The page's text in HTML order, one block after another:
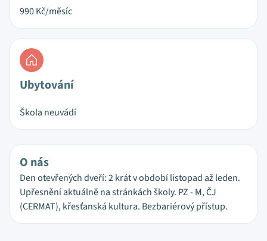
990Kč/měsíc
Ubytování
Škola neuvádí
O nás
Den otevřených dveří: 2 krát v období listopad až leden.
Upřesnění aktuálně na stránkách školy. PZ - M, ČJ
(CERMAT), křesťanská kultura. Bezbariérový přístup.